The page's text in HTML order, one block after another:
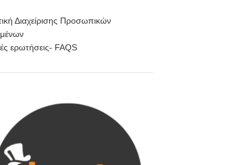
Διαχείρισης Προσωπικών
ερωτήσεις- FAQS